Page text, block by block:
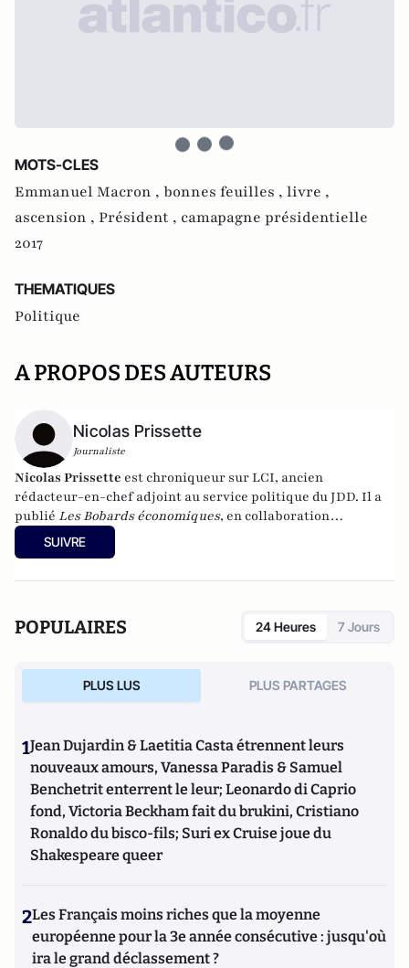
MOTS-CLES
Emmanuel Macron , bonnes feuilles , livre ,
ascension , Président , camapagne présidentielle
2017
THEMATIQUES
Politique
A PROPOS DES AUTEURS
Nicolas Prissette
Journaliste
Nicolas Prissette est chroniqueur sur LCI, ancien
rédacteur-en-chef adjoint au service politique du JDD. Il a
publié Les Bobards économiques, en collaboration
avec Hervé Nathan (Hachette Littérature, 2009) et
Macron, En marche vers l'Elysée
SUIVRE
POPULAIRES 24 Heures 7 Jours
PLUS LUS PLUS PARTAGES
1Jean Dujardin & Laetitia Casta étrennent leurs
nouveaux amours, Vanessa Paradis & Samuel
Benchetrit enterrent le leur; Leonardo di Caprio
fond, Victoria Beckham fait du brukini, Cristiano
Ronaldo du bisco-fils; Suri ex Cruise joue du
Shakespeare queer
2Les Français moins riches que la moyenne
européenne pour la 3e année consécutive : jusqu'où
ira le grand déclassement ?